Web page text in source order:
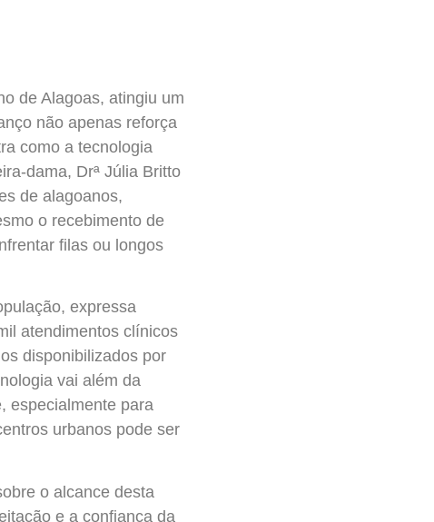
de Alagoas, atingiu um
não apenas reforça
como a tecnologia
dama, Drª Júlia Britto
de alagoanos,
o recebimento de
filas ou longos
expressa
atendimentos clínicos
disponibilizados por
vai além da
especialmente para
urbanos pode ser
o alcance desta
e a confiança da